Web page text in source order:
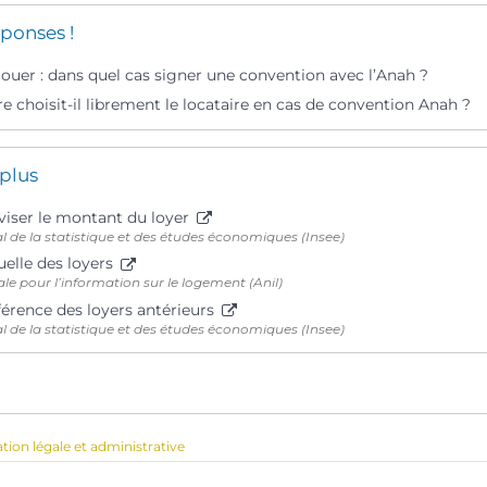
!
: dans quel cas signer une convention avec l’Anah ?
choisit-il librement le locataire en cas de convention Anah ?
le montant du loyer
la statistique et des études économiques (Insee)
des loyers
pour l’information sur le logement (Anil)
des loyers antérieurs
la statistique et des études économiques (Insee)
légale et administrative